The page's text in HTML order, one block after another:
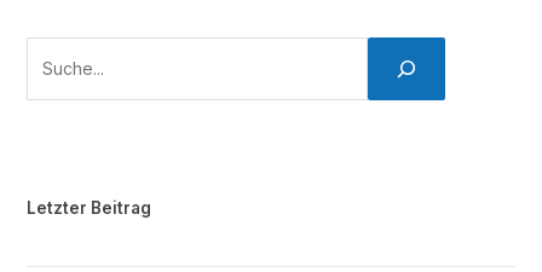
Letzter Beitrag